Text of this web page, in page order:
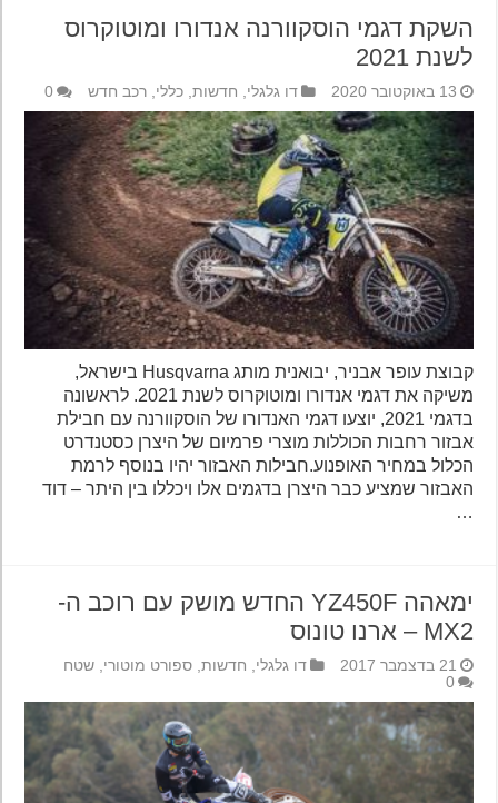
השקת דגמי הוסקוורנה אנדורו ומוטוקרוס
לשנת 2021
13 באוקטובר 2020 דו גלגלי,חדשות,כללי,רכב חדש 0
קבוצת עופר אבניר, יבואנית מותג Husqvarna בישראל,
משיקה את דגמי אנדורו ומוטוקרוס לשנת 2021. לראשונה
בדגמי 2021, יוצעו דגמי האנדורו של הוסקוורנה עם חבילת
אבזור רחבות הכוללות מוצרי פרמיום של היצרן כסטנדרט
הכלול במחיר האופנוע.חבילות האבזור יהיו בנוסף לרמת
האבזור שמציע כבר היצרן בדגמים אלו ויכללו בין היתר – דוד
ימאהה YZ450F החדש מושק עם רוכב ה-
MX2 – ארנו טונוס
21 בדצמבר 2017 דו גלגלי,חדשות,ספורט מוטורי,שטח
0